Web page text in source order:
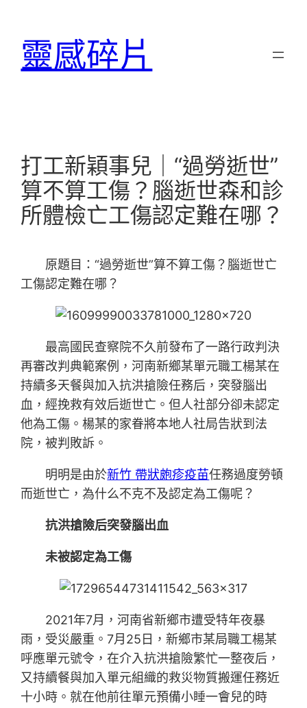
靈感碎片
打工新穎事兒｜“過勞逝世”
算不算工傷？腦逝世森和診
所體檢亡工傷認定難在哪？
原題目：“過勞逝世”算不算工傷？腦逝世亡
工傷認定難在哪？
最高國民查察院不久前發布了一路行政判決
再審改判典範案例，河南新鄉某單元職工楊某在
持續多天餐與加入抗洪搶險任務后，突發腦出
血，經挽救有效后逝世亡。但人社部分卻未認定
他為工傷。楊某的家眷將本地人社局告狀到法
院，被判敗訴。
明明是由於新竹 帶狀皰疹疫苗任務過度勞頓
而逝世亡，為什么不克不及認定為工傷呢？
抗洪搶險后突發腦出血
未被認定為工傷
2021年7月，河南省新鄉市遭受特年夜暴
雨，受災嚴重。7月25日，新鄉市某局職工楊某
呼應單元號令，在介入抗洪搶險繁忙一整夜后，
又持續餐與加入單元組織的救災物質搬運任務近
十小時。就在他前往單元預備小睡一會兒的時